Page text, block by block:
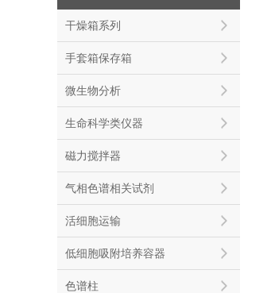
干燥箱系列
手套箱保存箱
微生物分析
生命科学类仪器
磁力搅拌器
气相色谱相关试剂
活细胞运输
低细胞吸附培养容器
色谱柱